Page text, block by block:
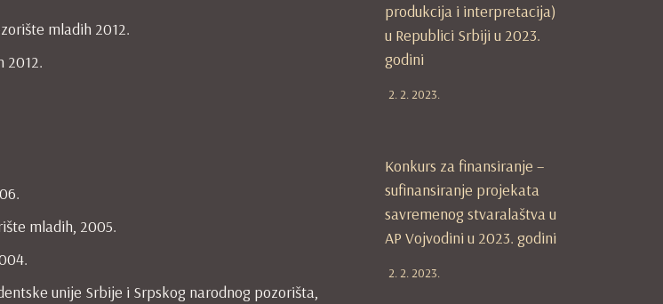
mladih 2012.
2012.
mladih, 2005.
unije Srbije i Srpskog narodnog pozorišta,
produkcija i interpretacija)
u Republici Srbiji u 2023.
godini
2. 2. 2023.
Konkurs za finansiranje –
sufinansiranje projekata
savremenog stvaralaštva u
AP Vojvodini u 2023. godini
2. 2. 2023.